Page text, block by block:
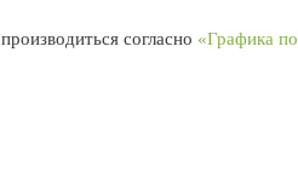
производиться согласно «Графика